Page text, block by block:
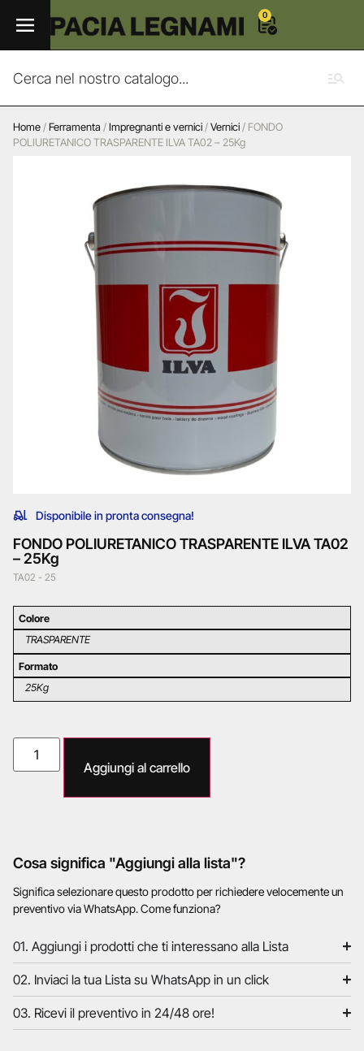
0
Home/Ferramenta /Impregnanti e vernici/Vernici/ FONDO
POLIURETANICO TRASPARENTE ILVA TA02 – 25Kg
Disponibile in pronta consegna!
FONDO POLIURETANICO TRASPARENTE ILVA TA02
– 25Kg
TA02 - 25
Colore
TRASPARENTE
Formato
25Kg
Aggiungi al carrello
Cosa significa "Aggiungi alla lista"?
Significa selezionare questo prodotto per richiedere velocemente un
preventivo via WhatsApp. Come funziona?
01. Aggiungi i prodotti che ti interessano alla Lista
02. Inviaci la tua Lista su WhatsApp in un click
03. Ricevi il preventivo in 24/48 ore!